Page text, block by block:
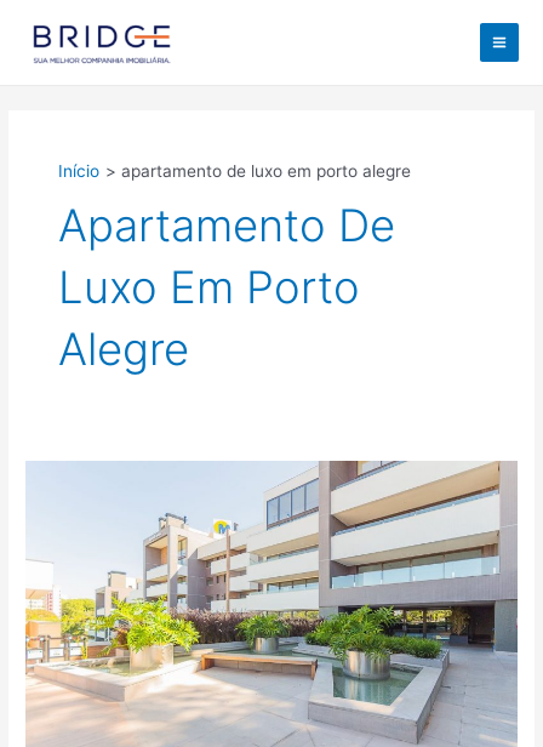
M
Início apartamento de luxo em porto alegre
Apartamento De
Luxo Em Porto
Alegre